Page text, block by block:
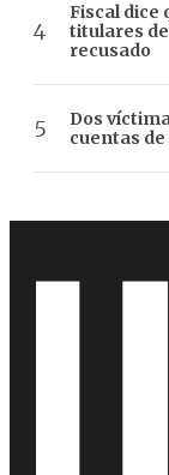
Fiscal dice
titulares
recusado
Dos
cuentas